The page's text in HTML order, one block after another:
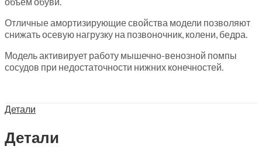
Отличные амортизирующие свойства модели позволяют
снижать осевую нагрузку на позвоночник, колени, бедра.
Модель активирует работу мышечно-венозной помпы
сосудов при недостаточности нижних конечностей.
Детали
Детали